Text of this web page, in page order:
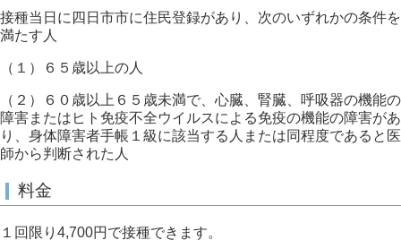
接種当日に四日市市に住民登録があり、次のいずれかの条件を
満たす人
（１）６５歳以上の人
（２）６０歳以上６５歳未満で、心臓、腎臓、呼吸器の機能の
障害またはヒト免疫不全ウイルスによる免疫の機能の障害があ
り、身体障害者手帳１級に該当する人または同程度であると医
師から判断された人
料金
１回限り4,700円で接種できます。